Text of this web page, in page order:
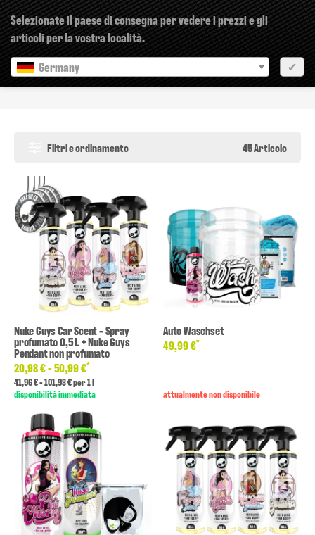
Selezionate il paese di consegna per vedere i prezzi e gli
articoli per la vostra località.
Germany
✔
Pericolo
Filtri e ordinamento 45 Articolo
Nuke Guys Car Scent - Spray
profumato 0,5 L + Nuke Guys
Pendant non profumato
20,98 € -50,99 €*
41,96 € - 101,98 € per 1 l
disponibilità immediata
Auto Waschset
49,99 €*
attualmente non disponibile